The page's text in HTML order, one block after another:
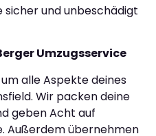
und unbeschädigt
Umzugsservice
alle Aspekte deines
Wir packen deine
geben Acht auf
Außerdem übernehmen